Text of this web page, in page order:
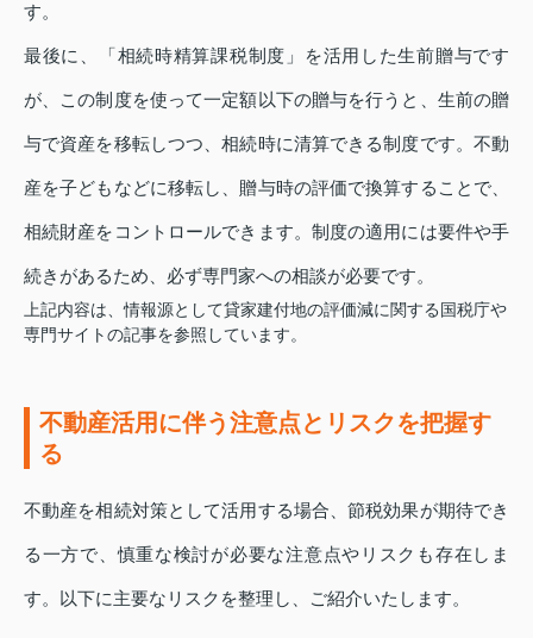
す。
最後に、「相続時精算課税制度」を活用した生前贈与です
が、この制度を使って一定額以下の贈与を行うと、生前の贈
与で資産を移転しつつ、相続時に清算できる制度です。不動
産を子どもなどに移転し、贈与時の評価で換算することで、
相続財産をコントロールできます。制度の適用には要件や手
続きがあるため、必ず専門家への相談が必要です。
上記内容は、情報源として貸家建付地の評価減に関する国税庁や
専門サイトの記事を参照しています。
不動産活用に伴う注意点とリスクを把握す
る
不動産を相続対策として活用する場合、節税効果が期待でき
る一方で、慎重な検討が必要な注意点やリスクも存在しま
す。以下に主要なリスクを整理し、ご紹介いたします。